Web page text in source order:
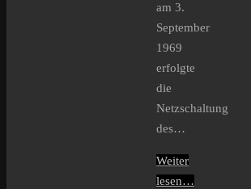
am 3.
September
1969
erfolgte
die
Netzschaltung
des…
Weiter
lesen…